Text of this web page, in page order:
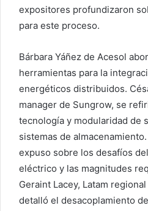
expositores profundizaron
para este proceso.
Bárbara Yáñez de Acesol
herramientas para la
energéticos distribuidos.
manager de Sungrow, se
tecnología y modularidad de
sistemas de
expuso sobre los desafíos
eléctrico y las magnitudes
Geraint Lacey, Latam
detalló el desacoplamiento